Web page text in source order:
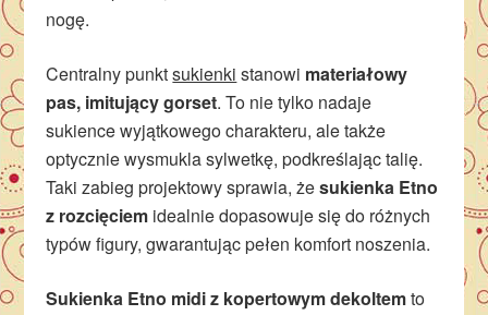
nogę.
Centralny punktsukienki stanowi materiałowy
pas, imitujący gorset. To nie tylko nadaje
sukience wyjątkowego charakteru, ale także
optycznie wysmukla sylwetkę, podkreślając talię.
Taki zabieg projektowy sprawia, żesukienka Etno
z rozcięciem idealnie dopasowuje się do różnych
typów figury, gwarantując pełen komfort noszenia.
Sukienka Etno midi z kopertowym dekoltemto